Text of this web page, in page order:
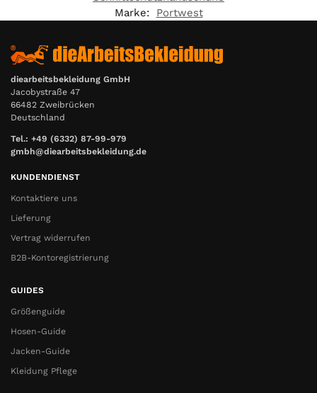
Marke:
Portwest
diearbeitsbekleidung GmbH
Jacobystraße 47
66482 Zweibrücken
Deutschland
Tel.: +49 (6332) 87-99-979
gmbh@diearbeitsbekleidung.de
KUNDENDIENST
Kontaktiere uns
Lieferung
Vertrag widerrufen
B2B-Kontoregistrierung
GUIDES
Größenguide
Hosen-Guide
Jacken-Guide
Kleidung Pflege